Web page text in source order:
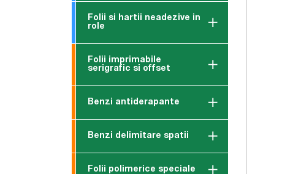
Folii si hartii neadezive in
role
Folii imprimabile
serigrafic si offset
Benzi antiderapante
Benzi delimitare spatii
Folii polimerice speciale